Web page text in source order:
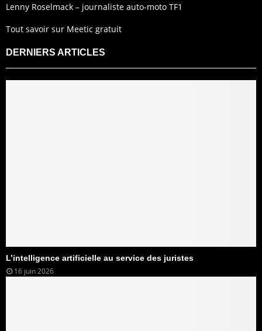
Lenny Roselmack – journaliste auto-moto TF1
Tout savoir sur Meetic gratuit
DERNIERS ARTICLES
L’intelligence artificielle au service des juristes
16 juin 2026